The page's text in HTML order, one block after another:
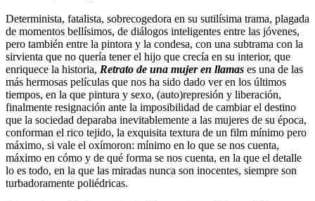
Determinista, fatalista, sobrecogedora en su sutilísima trama, plagada
de momentos bellísimos, de diálogos inteligentes entre las jóvenes,
pero también entre la pintora y la condesa, con una subtrama con la
sirvienta que no quería tener el hijo que crecía en su interior, que
enriquece la historia, Retrato de una mujer en llamas es una de las
más hermosas películas que nos ha sido dado ver en los últimos
tiempos, en la que pintura y sexo, (auto)represión y liberación,
finalmente resignación ante la imposibilidad de cambiar el destino
que la sociedad deparaba inevitablemente a las mujeres de su época,
conforman el rico tejido, la exquisita textura de un film mínimo pero
máximo, si vale el oxímoron: mínimo en lo que se nos cuenta,
máximo en cómo y de qué forma se nos cuenta, en la que el detalle
lo es todo, en la que las miradas nunca son inocentes, siempre son
turbadoramente poliédricas.